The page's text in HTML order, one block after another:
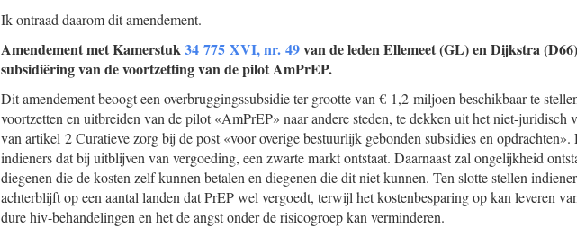
Ik ontraad daarom dit amendement.
Amendement met Kamerstuk34 775 XVI, nr. 49van de leden Ellemeet (GL) en Dijkstra
subsidiëring van de voortzetting van de pilot AmPrEP.
Dit amendement beoogt een overbruggingssubsidie ter grootte van € 1,2 miljoen beschikbaar te
voortzetten en uitbreiden van de pilot «AmPrEP» naar andere steden, te dekken uit het niet-juridisch
van artikel 2 Curatieve zorg bij de post «voor overige bestuurlijk gebonden subsidies en opdrachten».
indieners dat bij uitblijven van vergoeding, een zwarte markt ontstaat. Daarnaast zal ongelijkheid
diegenen die de kosten zelf kunnen betalen en diegenen die dit niet kunnen. Ten slotte stellen
achterblijft op een aantal landen dat PrEP wel vergoedt, terwijl het kostenbesparing op kan leveren
dure hiv-behandelingen en het de angst onder de risicogroep kan verminderen.